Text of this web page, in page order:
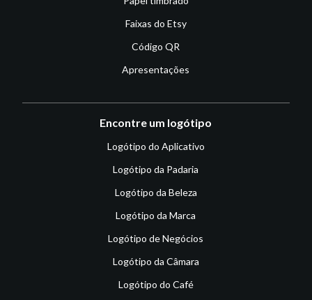
Faixas do Etsy
Código QR
Apresentações
Encontre um logótipo
Logótipo do Aplicativo
Logótipo da Padaria
Logótipo da Beleza
Logótipo da Marca
Logótipo de Negócios
Logótipo da Câmara
Logótipo do Café